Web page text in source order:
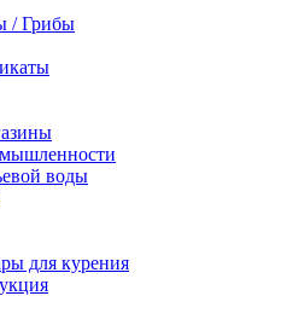
/ Грибы
воды
для курения